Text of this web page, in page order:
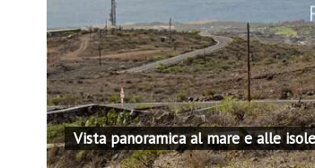
Vista panoramica al mare e alle